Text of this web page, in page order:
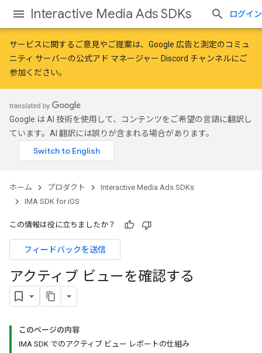
Interactive Media Ads SDKs ログイン
サービスに関するご意見やご提案は、 Google 広告と測定のコミュ
ニティ サーバーの公式アド マネージャー Discord チャンネルにご
参加ください。
Google は AI 技術を使用して、コンテンツをご希望の言語に翻訳し
ています。AI 翻訳には誤りが含まれる場合があります。
ホーム プロダクト
Interactive Media Ads SDKs
IMA SDK for iOS
この情報は役に立ちましたか？
フィードバックを送信
アクティブ ビューを確認する
このページの内容
IMA SDK でのアクティブ ビュー レポートの仕組み